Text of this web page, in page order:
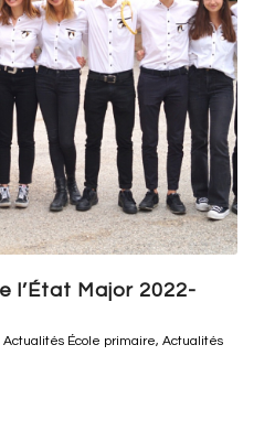
l’État Major 2022-
Actualités École primaire, Actualités